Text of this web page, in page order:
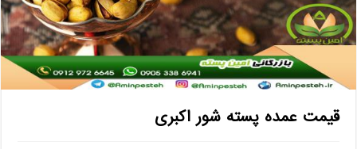
قیمت عمده پسته شور اکبری